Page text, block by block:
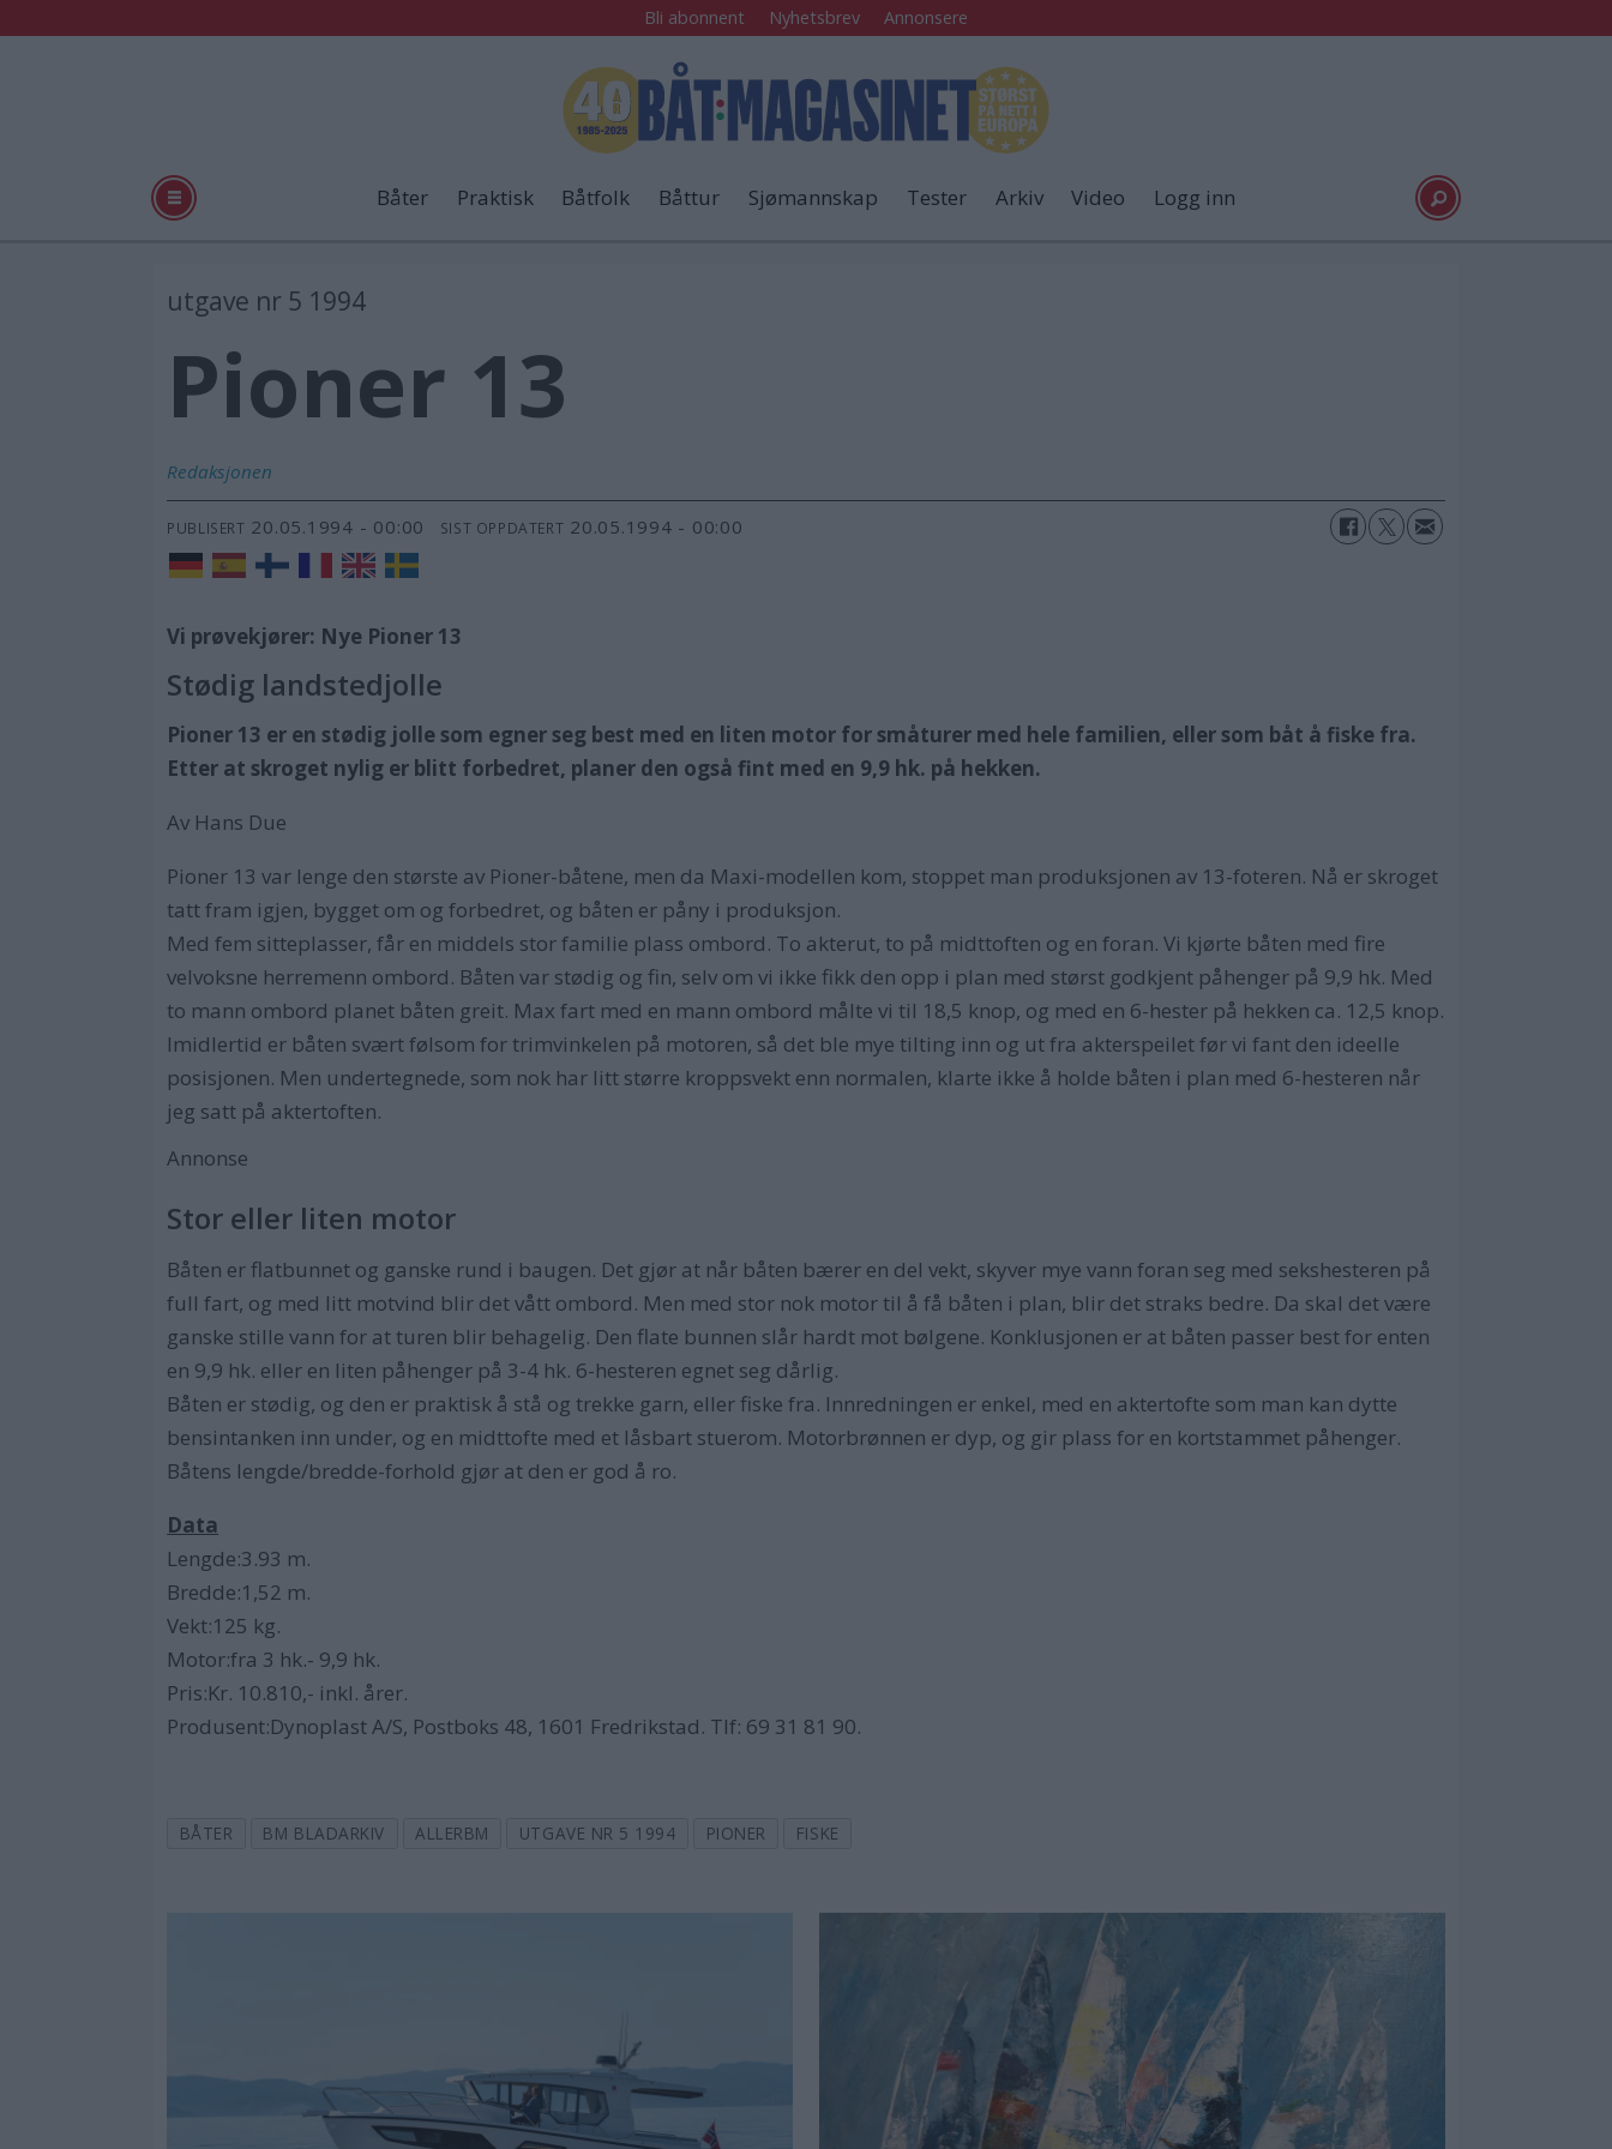
Bli abonnent Nyhetsbrev Annonsere
Båter Praktisk Båtfolk Båttur Sjømannskap Tester Arkiv Video Logg inn
utgave nr 5 1994
Pioner 13
Redaksjonen
PUBLISERT 20.05.1994 - 00:00 SIST OPPDATERT 20.05.1994 - 00:00
Vi prøvekjører: Nye Pioner 13
Stødig landstedjolle
Pioner 13 er en stødig jolle som egner seg best med en liten motor for småturer med hele familien, eller som båt å fiske fra.
Etter at skroget nylig er blitt forbedret, planer den også fint med en 9,9 hk. på hekken.
Av Hans Due
Pioner 13 var lenge den største av Pioner-båtene, men da Maxi-modellen kom, stoppet man produksjonen av 13-foteren. Nå er skroget
tatt fram igjen, bygget om og forbedret, og båten er påny i produksjon.
Med fem sitteplasser, får en middels stor familie plass ombord. To akterut, to på midttoften og en foran. Vi kjørte båten med fire
velvoksne herremenn ombord. Båten var stødig og fin, selv om vi ikke fikk den opp i plan med størst godkjent påhenger på 9,9 hk. Med
to mann ombord planet båten greit. Max fart med en mann ombord målte vi til 18,5 knop, og med en 6-hester på hekken ca. 12,5 knop.
Imidlertid er båten svært følsom for trimvinkelen på motoren, så det ble mye tilting inn og ut fra akterspeilet før vi fant den ideelle
posisjonen. Men undertegnede, som nok har litt større kroppsvekt enn normalen, klarte ikke å holde båten i plan med 6-hesteren når
jeg satt på aktertoften.
Annonse
Stor eller liten motor
Båten er flatbunnet og ganske rund i baugen. Det gjør at når båten bærer en del vekt, skyver mye vann foran seg med sekshesteren på
full fart, og med litt motvind blir det vått ombord. Men med stor nok motor til å få båten i plan, blir det straks bedre. Da skal det være
ganske stille vann for at turen blir behagelig. Den flate bunnen slår hardt mot bølgene. Konklusjonen er at båten passer best for enten
en 9,9 hk. eller en liten påhenger på 3-4 hk. 6-hesteren egnet seg dårlig.
Båten er stødig, og den er praktisk å stå og trekke garn, eller fiske fra. Innredningen er enkel, med en aktertofte som man kan dytte
bensintanken inn under, og en midttofte med et låsbart stuerom. Motorbrønnen er dyp, og gir plass for en kortstammet påhenger.
Båtens lengde/bredde-forhold gjør at den er god å ro.
Data
Lengde:3.93 m.
Bredde:1,52 m.
Vekt:125 kg.
Motor:fra 3 hk.- 9,9 hk.
Pris:Kr. 10.810,- inkl. årer.
Produsent:Dynoplast A/S, Postboks 48, 1601 Fredrikstad. Tlf: 69 31 81 90.
BÅTER BM BLADARKIV ALLERBM UTGAVE NR 5 1994 PIONER FISKE